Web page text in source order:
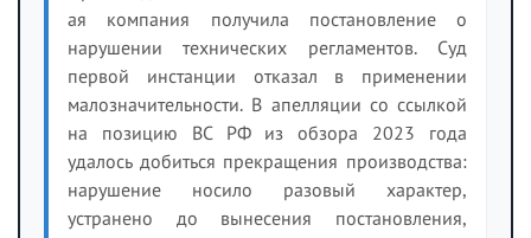
ая компания получила постановление о
нарушении технических регламентов. Суд
первой инстанции отказал в применении
малозначительности. В апелляции со ссылкой
на позицию ВС РФ из обзора 2023 года
удалось добиться прекращения производства:
нарушение носило разовый характер,
устранено до вынесения постановления,